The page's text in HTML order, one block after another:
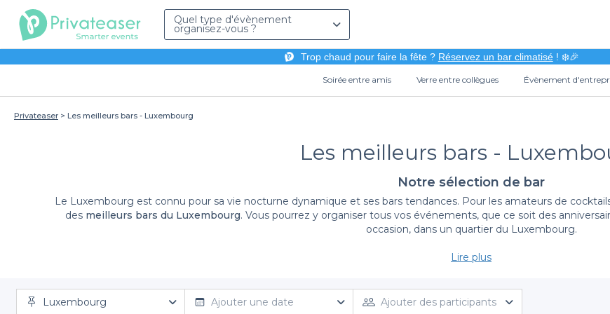
Quel type d'évènement
organisez-vous ?
Trop chaud pour faire la fête ? Réservez un bar climatisé! ❄️🎉
Soirée entre amis Verre entre collègues Évènement
Privateaser Les meilleurs bars - Luxembourg
Les meilleurs bars -
Notre sélection de bar
Le Luxembourg est connu pour sa vie nocturne dynamique et ses bars tendances. Pour les amateurs de
des meilleurs bars du Luxembourg. Vous pourrez y organiser tous vos événements, que ce soit des
occasion, dans un quartier du Luxembourg.
Prenez de délicieux cocktails, bières ou autres boissons sur les terrasses ou à l'intérieur de l’un de ces
expérimentés, ces bars offrent une expérience inoubliable, c'est tout
Lire plus
Luxembourg Ajouter une date Ajouter des participants